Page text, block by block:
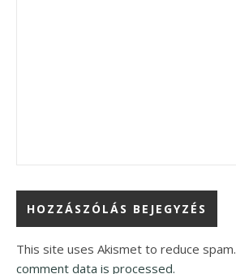
This site uses Akismet to reduce spam.
comment data is processed.